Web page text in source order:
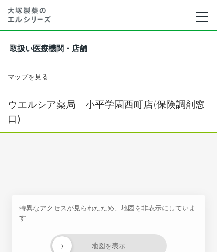
取扱い医療機関・店舗
マップを見る
ウエルシア薬局 小平学園西町店(保険調剤窓
口)
特異なアクセスが見られたため、地図を非表示にしていま
す
地図を表示
›